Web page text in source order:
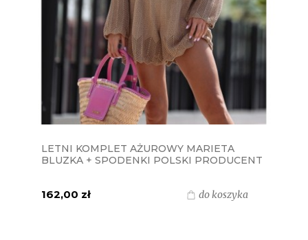
LETNI KOMPLET AŻUROWY MARIETA
BLUZKA + SPODENKI POLSKI PRODUCENT
162,00 zł do koszyka